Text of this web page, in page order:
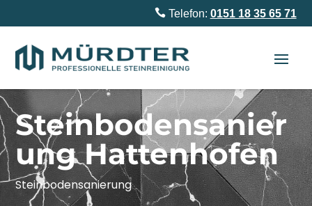
Telefon: 0151 18 35 65 71
Steinbodensanier
ung Hattenhofen
Steinbodensanierung